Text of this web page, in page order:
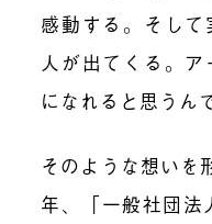
感動する。そして
人が出てくる。
になれると思うん
そのような想い
年、「一般社団法